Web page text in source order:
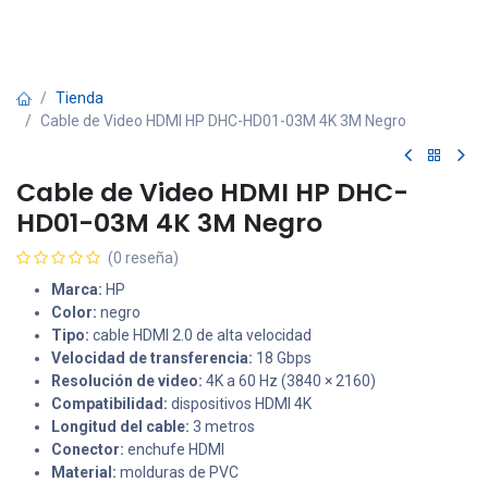
Tienda
Cable de Video HDMI HP DHC-HD01-03M 4K 3M Negro
Cable de Video HDMI HP DHC-
HD01-03M 4K 3M Negro
(0 reseña)
Marca: HP
Color: negro
Tipo: cable HDMI 2.0 de alta velocidad
Velocidad de transferencia: 18 Gbps
Resolución de video: 4K a 60 Hz (3840 × 2160)
Compatibilidad: dispositivos HDMI 4K
Longitud del cable: 3 metros
Conector: enchufe HDMI
Material: molduras de PVC